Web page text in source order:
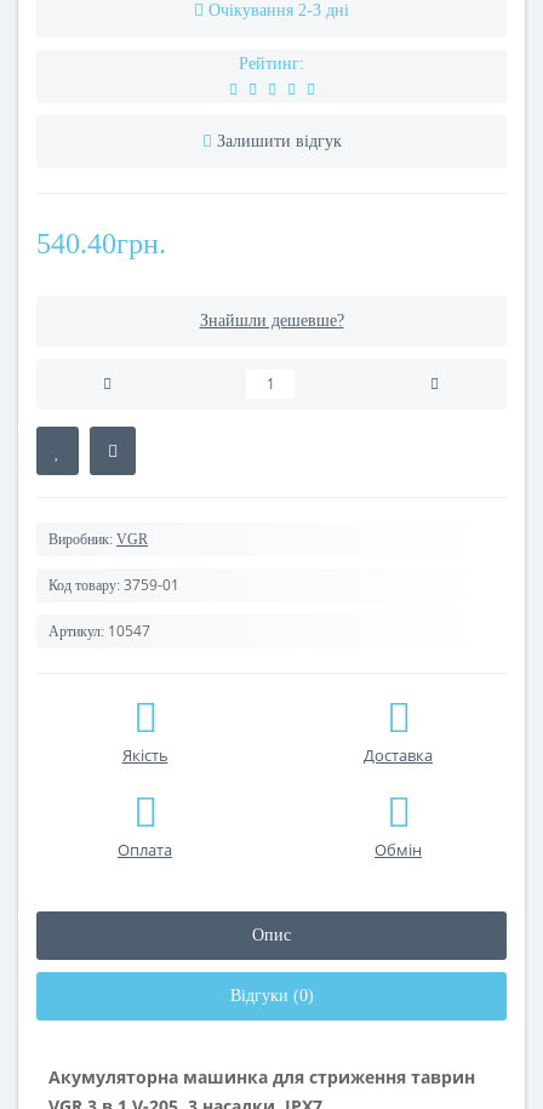
Очікування 2-3 дні
Рейтинг:
Залишити відгук
540.40грн.
Знайшли дешевше?
Виробник: VGR
Код товару: 3759-01
Артикул: 10547
Якість Доставка
Оплата Обмін
Опис
Відгуки (0)
Акумуляторна машинка для стриження таврин